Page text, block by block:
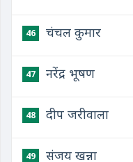
46 चंचल कुमार
47 नरेंद्र भूषण
48 दीप जरीवाला
49 संजय खन्ना